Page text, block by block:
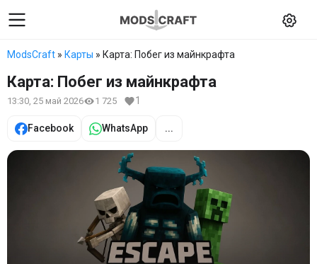
ModsCraft » Карты » Карта: Побег из майнкрафта
Карта: Побег из майнкрафта
13:30, 25 май 2026 1 725 1
Facebook WhatsApp ...